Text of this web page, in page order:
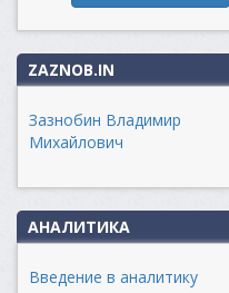
ZAZNOB.IN
Зазнобин Владимир
Михайлович
АНАЛИТИКА
Введение в аналитику